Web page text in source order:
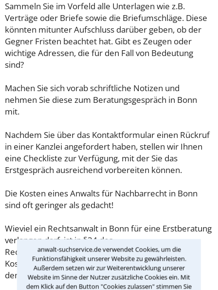
anwalt-suchservice.de verwendet Cookies, um die
Funktionsfähigkeit unserer Website zu gewährleisten.
Außerdem setzen wir zur Weiterentwicklung unserer
Website im Sinne der Nutzer zusätzliche Cookies ein. Mit
dem Klick auf den Button "Cookies zulassen" stimmen Sie
Sammeln Sie im Vorfeld alle Unterlagen wie z.B.
Verträge oder Briefe sowie die Briefumschläge. Diese
könnten mitunter Aufschluss darüber geben, ob der
Gegner Fristen beachtet hat. Gibt es Zeugen oder
wichtige Adressen, die für den Fall von Bedeutung
sind?
Machen Sie sich vorab schriftliche Notizen und
nehmen Sie diese zum Beratungsgespräch in Bonn
mit.
Nachdem Sie über das Kontaktformular einen Rückruf
in einer Kanzlei angefordert haben, stellen wir Ihnen
eine Checkliste zur Verfügung, mit der Sie das
Erstgespräch ausreichend vorbereiten können.
Die Kosten eines Anwalts für Nachbarrecht in Bonn
sind oft geringer als gedacht!
Wieviel ein Rechtsanwalt in Bonn für eine Erstberatung
verlangen darf, ist in §34 des
Rechtsanwaltsvergütungsgesetz (RVG) geregelt. Die
Kosten für das erste Beratungsgespräch betragen
demnach maximal 190,00 € zzgl. MwSt.